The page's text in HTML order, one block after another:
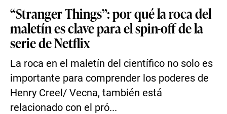
“Stranger Things”: por qué la roca del
maletín es clave para el spin-off de la
serie de Netflix
La roca en el maletín del científico no solo es
importante para comprender los poderes de
Henry Creel/ Vecna, también está
relacionado con el pró...